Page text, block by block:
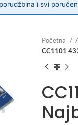
i svi
Početna
CC1101